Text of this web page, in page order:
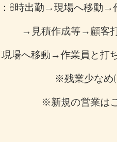
8時出勤→現場へ移動→
→見積作成等→顧客
場へ移動→作業員と打
※残業少なめ
※新規の営業は